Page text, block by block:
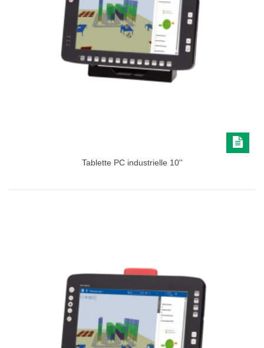
Tablette PC industrielle 10''